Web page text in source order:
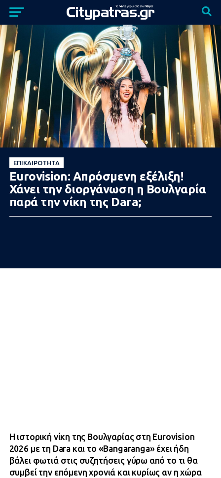
ΕΠΙΚΑΙΡΌΤΗΤΑ
Eurovision: Απρόσμενη εξέλιξη!
Χάνει την διοργάνωση η Βουλγαρία
παρά την νίκη της Dara;
Η ιστορική νίκη της Βουλγαρίας στη Eurovision
2026 με τη Dara και το «Bangaranga» έχει ήδη
βάλει φωτιά στις συζητήσεις γύρω από το τι θα
συμβεί την επόμενη χρονιά και κυρίως αν η χώρα